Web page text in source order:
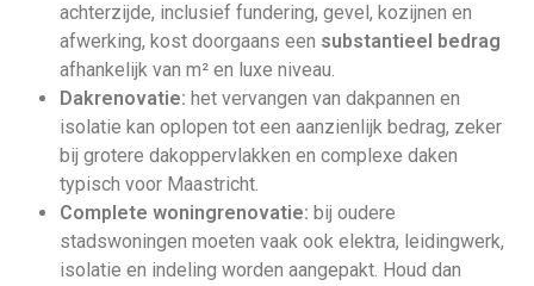
achterzijde, inclusief fundering, gevel, kozijnen en
afwerking, kost doorgaans een substantieel bedrag
afhankelijk van m² en luxe niveau.
Dakrenovatie: het vervangen van dakpannen en
isolatie kan oplopen tot een aanzienlijk bedrag, zeker
bij grotere dakoppervlakken en complexe daken
typisch voor Maastricht.
Complete woningrenovatie: bij oudere
stadswoningen moeten vaak ook elektra, leidingwerk,
isolatie en indeling worden aangepakt. Houd dan